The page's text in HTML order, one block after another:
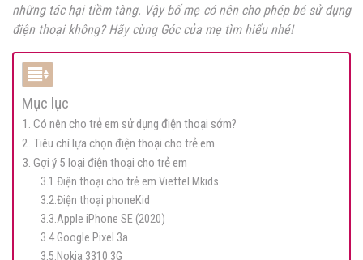
những tác hại tiềm tàng. Vậy bố mẹ có nên cho phép bé sử dụng
điện thoại không? Hãy cùng Góc của mẹ tìm hiểu nhé!
Mục lục
1. Có nên cho trẻ em sử dụng điện thoại sớm?
2. Tiêu chí lựa chọn điện thoại cho trẻ em
3. Gợi ý 5 loại điện thoại cho trẻ em
3.1.Điện thoại cho trẻ em Viettel Mkids
3.2.Điện thoại phoneKid
3.3.Apple iPhone SE (2020)
3.4.Google Pixel 3a
3.5.Nokia 3310 3G